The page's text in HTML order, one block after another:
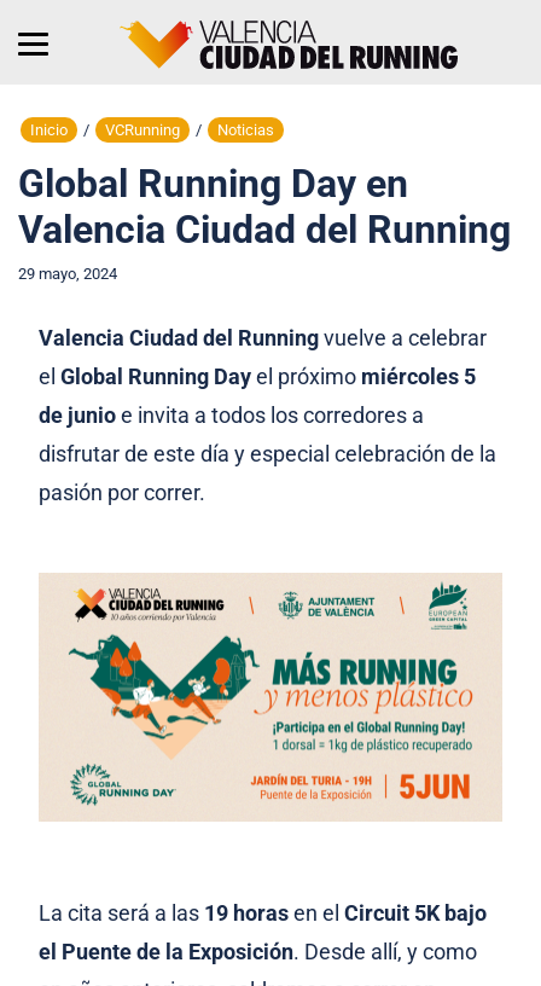
Inicio / VCRunning / Noticias
Global Running Day en
Valencia Ciudad del Running
29 mayo, 2024
Valencia Ciudad del Runningvuelve a celebrar
elGlobal Running Dayel próximo miércoles 5
de junioe invita a todos los corredores a
disfrutar de este día y especial celebración de la
pasión por correr.
La cita será a las 19 horasen elCircuit 5K bajo
el Puente de la Exposición. Desde allí, y como